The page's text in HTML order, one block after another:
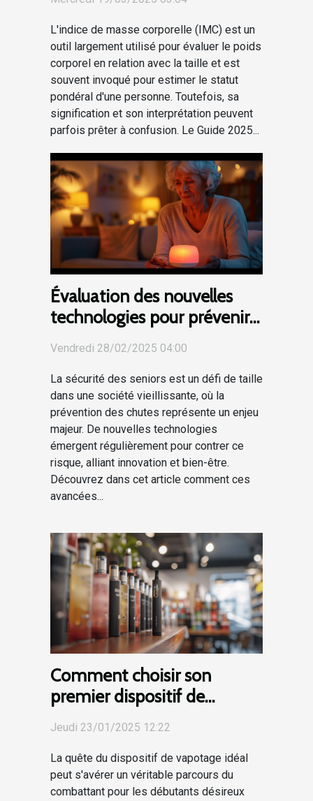
L'indice de masse corporelle (IMC) est un
outil largement utilisé pour évaluer le poids
corporel en relation avec la taille et est
souvent invoqué pour estimer le statut
pondéral d'une personne. Toutefois, sa
signification et son interprétation peuvent
parfois prêter à confusion. Le Guide 2025...
Évaluation des nouvelles
technologies pour prévenir
Vendredi 28/02/2025 04:00
La sécurité des seniors est un défi de taille
dans une société vieillissante, où la
prévention des chutes représente un enjeu
majeur. De nouvelles technologies
émergent régulièrement pour contrer ce
risque, alliant innovation et bien-être.
Découvrez dans cet article comment ces
avancées...
Comment choisir son
premier dispositif de
vapotage pour débutants
Jeudi 23/01/2025 12:22
La quête du dispositif de vapotage idéal
peut s'avérer un véritable parcours du
combattant pour les débutants désireux